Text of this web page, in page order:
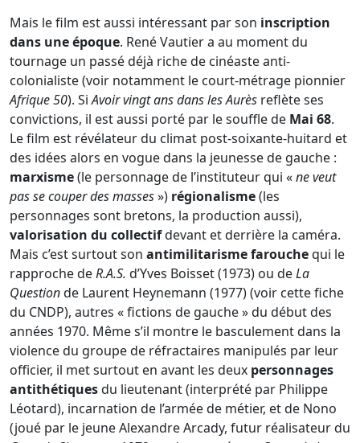
Mais le film est aussi intéressant par son inscription
dans une époque. René Vautier a au moment du
tournage un passé déjà riche de cinéaste anti-
colonialiste (voir notamment le court-métrage pionnier
Afrique 50). SiAvoir vingt ans dans les Aurès reflète ses
convictions, il est aussi porté par le souffle de Mai 68.
Le film est révélateur du climat post-soixante-huitard et
des idées alors en vogue dans la jeunesse de gauche :
marxisme(le personnage de l’instituteur qui «ne veut
pas se couper des masses») régionalisme(les
personnages sont bretons, la production aussi),
valorisation du collectifdevant et derrière la caméra.
Mais c’est surtout son antimilitarisme farouchequi le
rapproche deR.A.S. d’Yves Boisset (1973) ou deLa
Questionde Laurent Heynemann (1977) (voir cette fiche
du CNDP), autres « fictions de gauche » du début des
années 1970. Même s’il montre le basculement dans la
violence du groupe de réfractaires manipulés par leur
officier, il met surtout en avant les deux personnages
antithétiquesdu lieutenant (interprété par Philippe
Léotard), incarnation de l’armée de métier, et de Nono
(joué par le jeune Alexandre Arcady, futur réalisateur du